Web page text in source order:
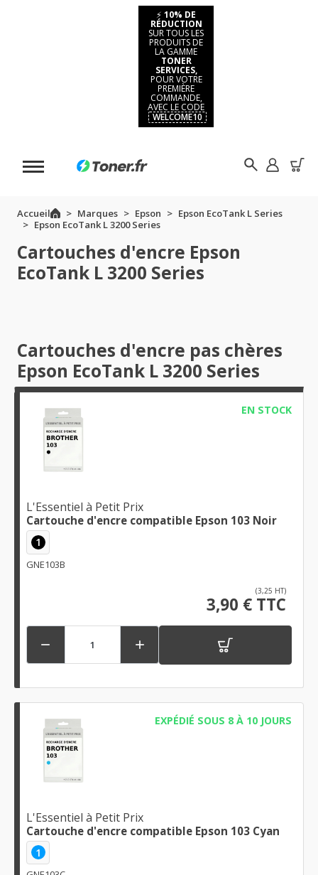
⚡ 10% DE
RÉDUCTION
SUR TOUS LES
PRODUITS DE
LA GAMME
TONER
SERVICES,
POUR VOTRE
PREMIÈRE
COMMANDE,
AVEC LE CODE
WELCOME10
Accueil Marques Epson
Epson EcoTank L Series
Epson EcoTank L 3200 Series
Cartouches d'encre Epson
EcoTank L 3200 Series
Cartouches d'encre pas chères
Epson EcoTank L 3200 Series
EN STOCK
L'Essentiel à Petit Prix
Cartouche d'encre compatible Epson 103 Noir
1
GNE103B
(3,25 HT)
3,90 € TTC
 
EXPÉDIÉ SOUS 8 À 10 JOURS
L'Essentiel à Petit Prix
Cartouche d'encre compatible Epson 103 Cyan
1